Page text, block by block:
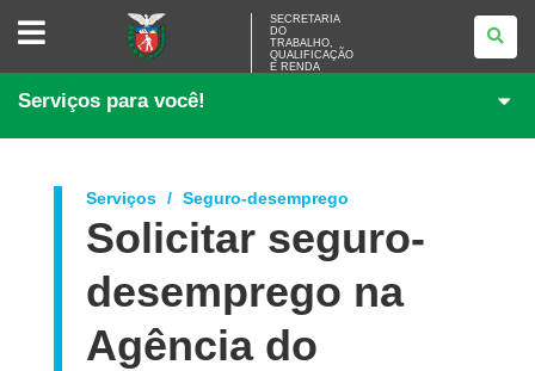
SECRETARIA
TRABALHO,
<BR
E
SECRETARIA
DO
TRABALHO,
QUALIFICAÇÃO
E RENDA
Serviços para você!
Serviços Seguro-desemprego
Solicitar seguro-
desemprego na
Agência do